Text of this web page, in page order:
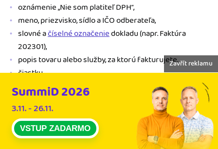
Zavřít reklamu
SummiD 2026
3.11. - 26.11.
VSTUP ZADARMO
oznámenie „Nie som platiteľ DPH“,
meno, priezvisko, sídlo a IČO odberateľa,
slovné ačíselné označeniedokladu (napr. Faktúra
202301),
popis tovaru alebo služby, za ktorú fakturujete,
čiastku,
dátum vystavenia faktúry,
dátum splatnosti.
Pokiaľ využívate fakturačný program, väčšinu údajov vyplní
za vás a vy máte istotu, že na žiadnu položku nezabudnete.